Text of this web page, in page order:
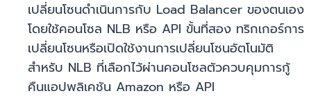
เปลี่ยนโซนดำเนินการกับ Load Balancer ของตนเอง
โดยใช้คอนโซล NLB หรือ API ขั้นที่สอง ทริกเกอร์การ
เปลี่ยนโซนหรือเปิดใช้งานการเปลี่ยนโซนอัตโนมัติ
สำหรับ NLB ที่เลือกไว้ผ่านคอนโซลตัวควบคุมการกู้
คืนแอปพลิเคชัน Amazon หรือ API